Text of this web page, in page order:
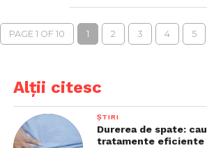
PAGE 1 OF 10 1 2 3 4 5
Alții citesc
ȘTIRI
Durerea de spate:
tratamente eficiente